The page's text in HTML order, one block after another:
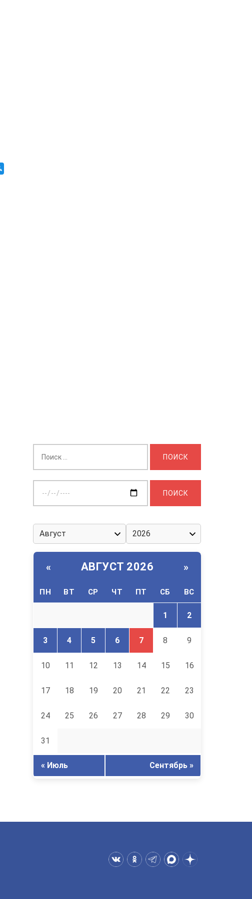
дату:
« АВГУСТ 2026 »
ПН ВТ СР ЧТ ПТ СБ ВС
1 2
3 4 5 6 7 8 9
10 11 12 13 14 15 16
17 18 19 20 21 22 23
24 25 26 27 28 29 30
31
« Июль Сентябрь »